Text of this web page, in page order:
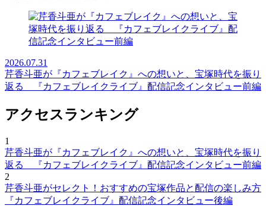
2026.07.31
芹香斗亜が『カフェブレイク』への想いと、宝塚時代を振り
返る 『カフェブレイクライブ』配信記念インタビュー前編
アクセスランキング
1
芹香斗亜が『カフェブレイク』への想いと、宝塚時代を振り
返る 『カフェブレイクライブ』配信記念インタビュー前編
2
芹香斗亜がセレクト！おすすめの宝塚作品と配信の楽しみ方
『カフェブレイクライブ』配信記念インタビュー後編